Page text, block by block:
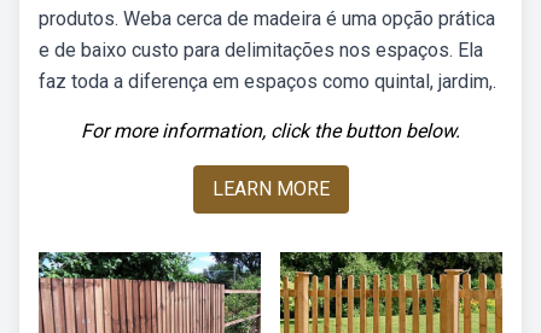
produtos. Weba cerca de madeira é uma opção prática
e de baixo custo para delimitações nos espaços. Ela
faz toda a diferença em espaços como quintal, jardim,.
For more information, click the button below.
LEARN MORE